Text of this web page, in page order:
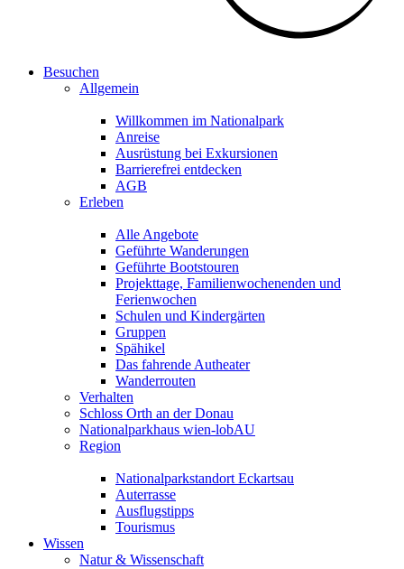
Besuchen
Allgemein
Willkommen im Nationalpark
Anreise
Ausrüstung bei Exkursionen
Barrierefrei entdecken
AGB
Erleben
Alle Angebote
Geführte Wanderungen
Geführte Bootstouren
Projekttage, Familienwochenenden und
Ferienwochen
Schulen und Kindergärten
Gruppen
Spähikel
Das fahrende Autheater
Wanderrouten
Verhalten
Schloss Orth an der Donau
Nationalparkhaus wien-lobAU
Region
Nationalparkstandort Eckartsau
Auterrasse
Ausflugstipps
Tourismus
Wissen
Natur & Wissenschaft